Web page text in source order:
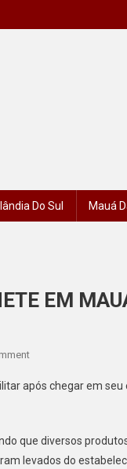
Do Sul Mauá
EM
On
FURTAM
MAUÁ
DA
após chegar em
que diversos
levados do